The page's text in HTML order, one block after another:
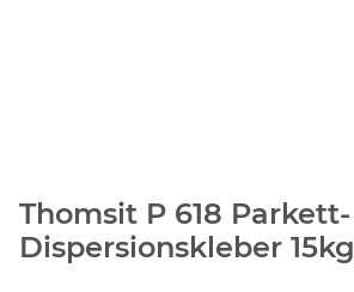
Thomsit P 618 Parkett-
Dispersionskleber 15kg